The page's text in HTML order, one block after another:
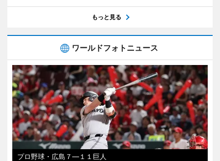
もっと見る
ワールドフォトニュース
プロ野球・広島７―１１巨人